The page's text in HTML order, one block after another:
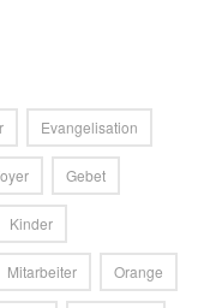
Evangelisation
Gebet
Kinder
Mitarbeiter Orange